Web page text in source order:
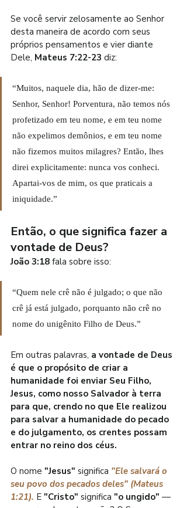
Se você servir zelosamente ao Senhor
desta maneira de acordo com seus
próprios pensamentos e vier diante
Dele, Mateus 7:22-23 diz:
“Muitos, naquele dia, hão de dizer-me:
Senhor, Senhor! Porventura, não temos nós
profetizado em teu nome, e em teu nome
não expelimos demônios, e em teu nome
não fizemos muitos milagres? Então, lhes
direi explicitamente: nunca vos conheci.
Apartai-vos de mim, os que praticais a
iniquidade.”
Então, o que significa fazer a
vontade de Deus?
João 3:18 fala sobre isso:
“Quem nele crê não é julgado; o que não
crê já está julgado, porquanto não crê no
nome do unigênito Filho de Deus.”
Em outras palavras, a vontade de Deus
é que o propósito de criar a
humanidade foi enviar Seu Filho,
Jesus, como nosso Salvador à terra
para que, crendo no que Ele realizou
para salvar a humanidade do pecado
e do julgamento, os crentes possam
entrar no reino dos céus.
O nome "Jesus" significa "Ele salvará o
seu povo dos pecados deles" (Mateus
1:21). E "Cristo" significa "o ungido" —